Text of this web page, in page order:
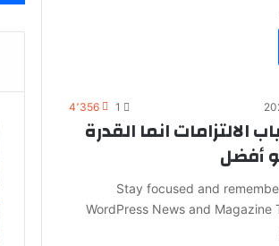
1 4٬356
الالتزامات انما القدرة
أفضل
Stay focused and
WordPress News and Magazine